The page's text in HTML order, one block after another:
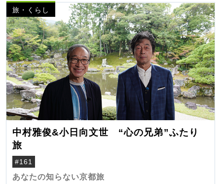
旅・くらし
中村雅俊&小日向文世 “心の兄弟”ふたり
旅
#161
あなたの知らない京都旅